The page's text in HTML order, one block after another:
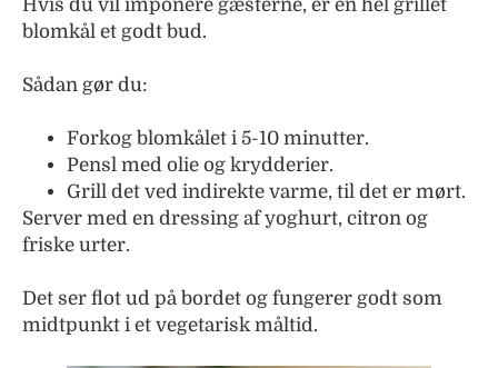
Hvis du vil imponere gæsterne, er en hel grillet
blomkål et godt bud.
Sådan gør du:
Forkog blomkålet i 5-10 minutter.
Pensl med olie og krydderier.
Grill det ved indirekte varme, til det er mørt.
Server med en dressing af yoghurt, citron og
friske urter.
Det ser flot ud på bordet og fungerer godt som
midtpunkt i et vegetarisk måltid.